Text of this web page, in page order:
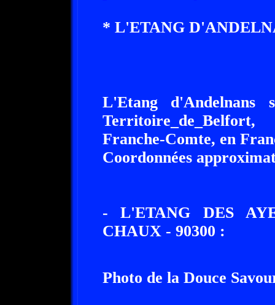
* L'ETANG
L'Etang
Franche-Comte, en
Coordonnées
- L'ETANG DES
CHAUX - 90300 :
Photo de la Douce